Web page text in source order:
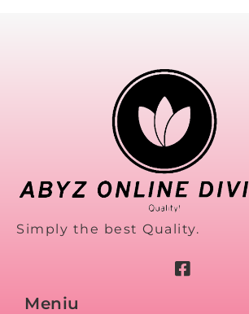
Simply the best Quality.
Meniu